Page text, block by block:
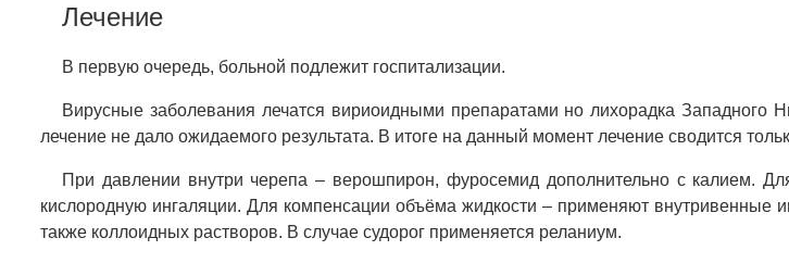
Лечение
В первую очередь, больной подлежит госпитализации.
Вирусные заболевания лечатся вириоидными препаратами но лихорадка Западного
лечение не дало ожидаемого результата. В итоге на данный момент лечение сводится
При давлении внутри черепа – верошпирон, фуросемид дополнительно с калием.
кислородную ингаляции. Для компенсации объёма жидкости – применяют внутривенные
также коллоидных растворов. В случае судорог применяется реланиум.